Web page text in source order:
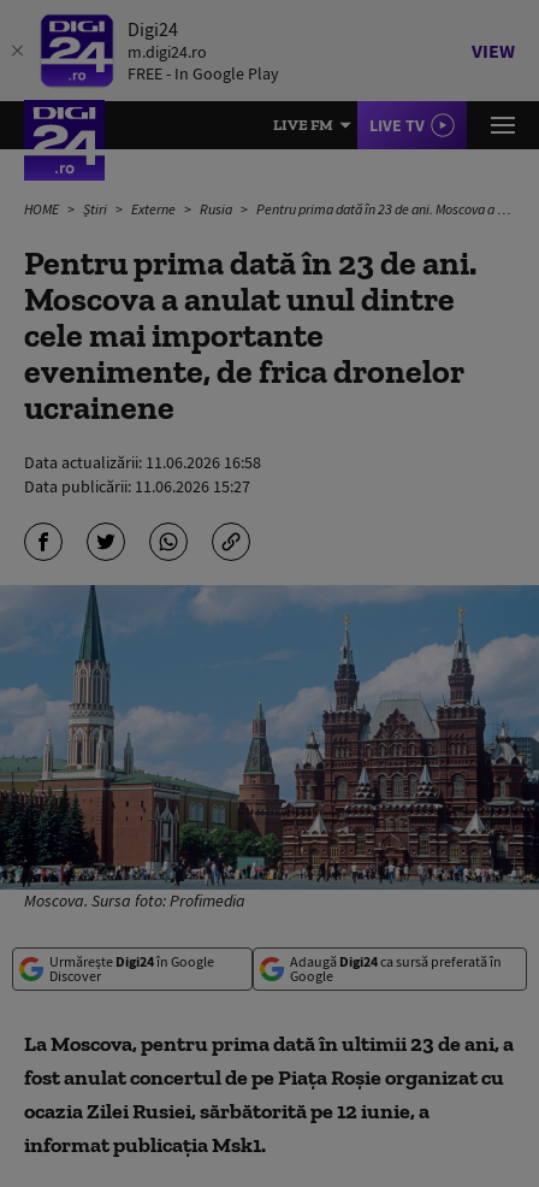
Digi24
m.digi24.ro
FREE - In Google Play
VIEW
LIVE FM LIVE TV
HOME Știri Externe Rusia Pentru prima dată în 23 de ani. Moscova a anulat unul dintre cele mai importante evenimente, de frica dronelor ucrainene
Pentru prima dată în 23 de ani.
Moscova a anulat unul dintre
cele mai importante
evenimente, de frica dronelor
ucrainene
Data actualizării: 11.06.2026 16:58
Data publicării: 11.06.2026 15:27
Moscova. Sursa foto: Profimedia
Urmărește Digi24în Google
Discover
Adaugă Digi24ca sursă preferată în
Google
La Moscova, pentru prima dată în ultimii 23 de ani, a
fost anulat concertul de pe Piața Roșie organizat cu
ocazia Zilei Rusiei, sărbătorită pe 12 iunie, a
informat publicația Msk1.